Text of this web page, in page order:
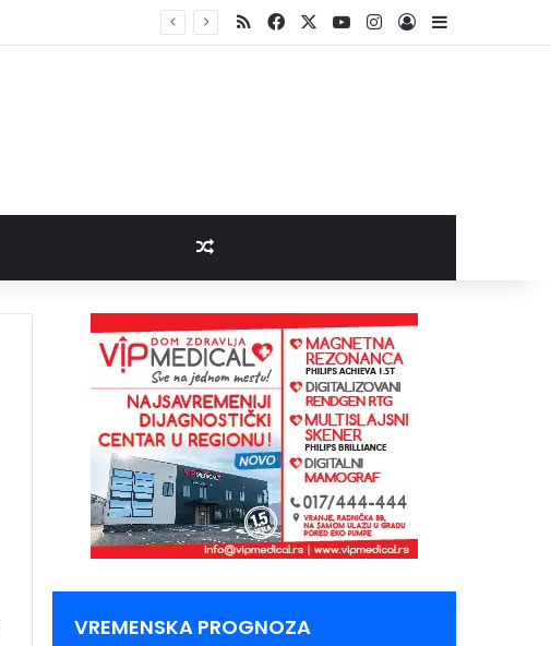
RSSFacebookYouTubeInstagram
Log InSidebar
Random Article
VREMENSKA PROGNOZA